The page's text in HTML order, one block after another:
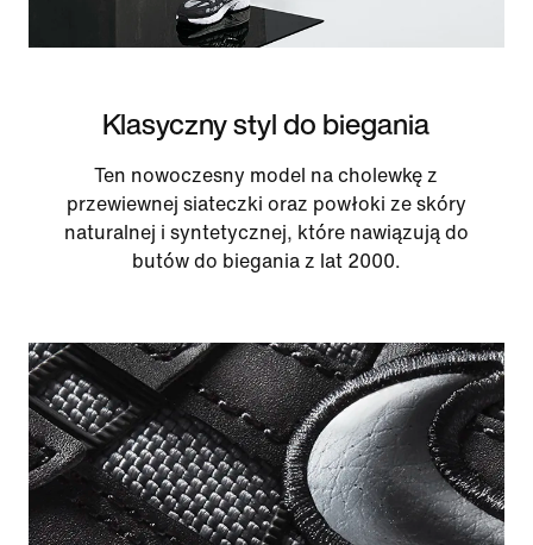
Klasyczny styl do biegania
Ten nowoczesny model na cholewkę z
przewiewnej siateczki oraz powłoki ze skóry
naturalnej i syntetycznej, które nawiązują do
butów do biegania z lat 2000.